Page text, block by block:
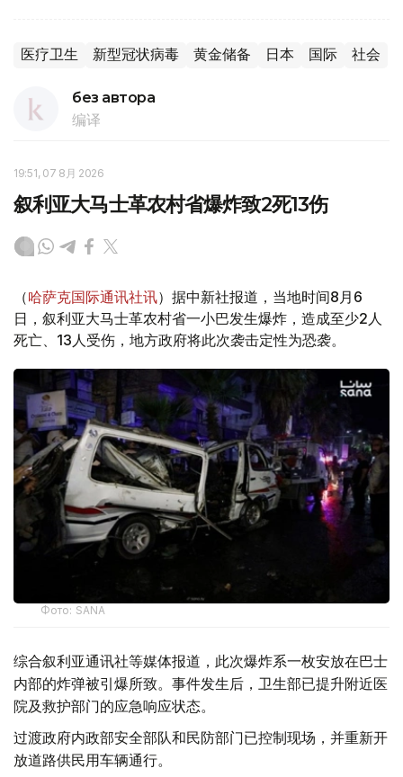
医疗卫生 新型冠状病毒 黄金储备 日本 国际 社会
без автора
编译
19:51, 07 8月 2026
叙利亚大马士革农村省爆炸致2死13伤
（哈萨克国际通讯社讯）据中新社报道，当地时间8月6
日，叙利亚大马士革农村省一小巴发生爆炸，造成至少2人
死亡、13人受伤，地方政府将此次袭击定性为恐袭。
Фото: SANA
综合叙利亚通讯社等媒体报道，此次爆炸系一枚安放在巴士
内部的炸弹被引爆所致。事件发生后，卫生部已提升附近医
院及救护部门的应急响应状态。
过渡政府内政部安全部队和民防部门已控制现场，并重新开
放道路供民用车辆通行。